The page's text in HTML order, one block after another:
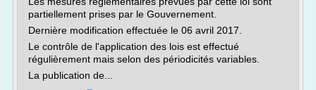
partiellement prises par le Gouvernement.
Dernière modification effectuée le 06 avril 2017.
Le contrôle de l'application des lois est effectué
régulièrement mais selon des périodicités variables.
La publication de...